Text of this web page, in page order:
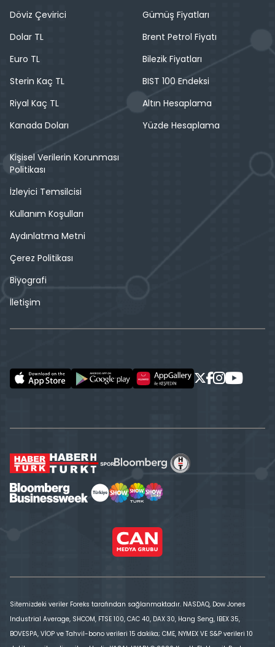
Döviz Çevirici
Dolar TL
Euro TL
Sterin Kaç TL
Riyal Kaç TL
Kanada Doları
Gümüş Fiyatları
Brent Petrol Fiyatı
Bilezik Fiyatları
BIST 100 Endeksi
Altın Hesaplama
Yüzde Hesaplama
Kişisel Verilerin Korunması
Politikası
İzleyici Temsilcisi
Kullanım Koşulları
Aydınlatma Metni
Çerez Politikası
Biyografi
İletişim
Sitemizdeki veriler Foreks tarafından sağlanmaktadır. NASDAQ, Dow Jones
Industrial Average, SHCOM, FTSE 100, CAC 40, DAX 30, Hang Seng, IBEX 35,
BOVESPA, VİOP ve Tahvil-bono verileri 15 dakika; CME, NYMEX VE S&P verileri 10